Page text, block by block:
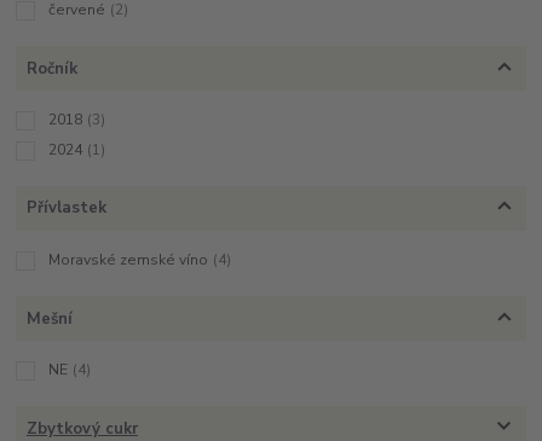
červené (2)
Ročník
2018 (3)
2024 (1)
Přívlastek
Moravské zemské víno (4)
Mešní
NE (4)
Zbytkový cukr